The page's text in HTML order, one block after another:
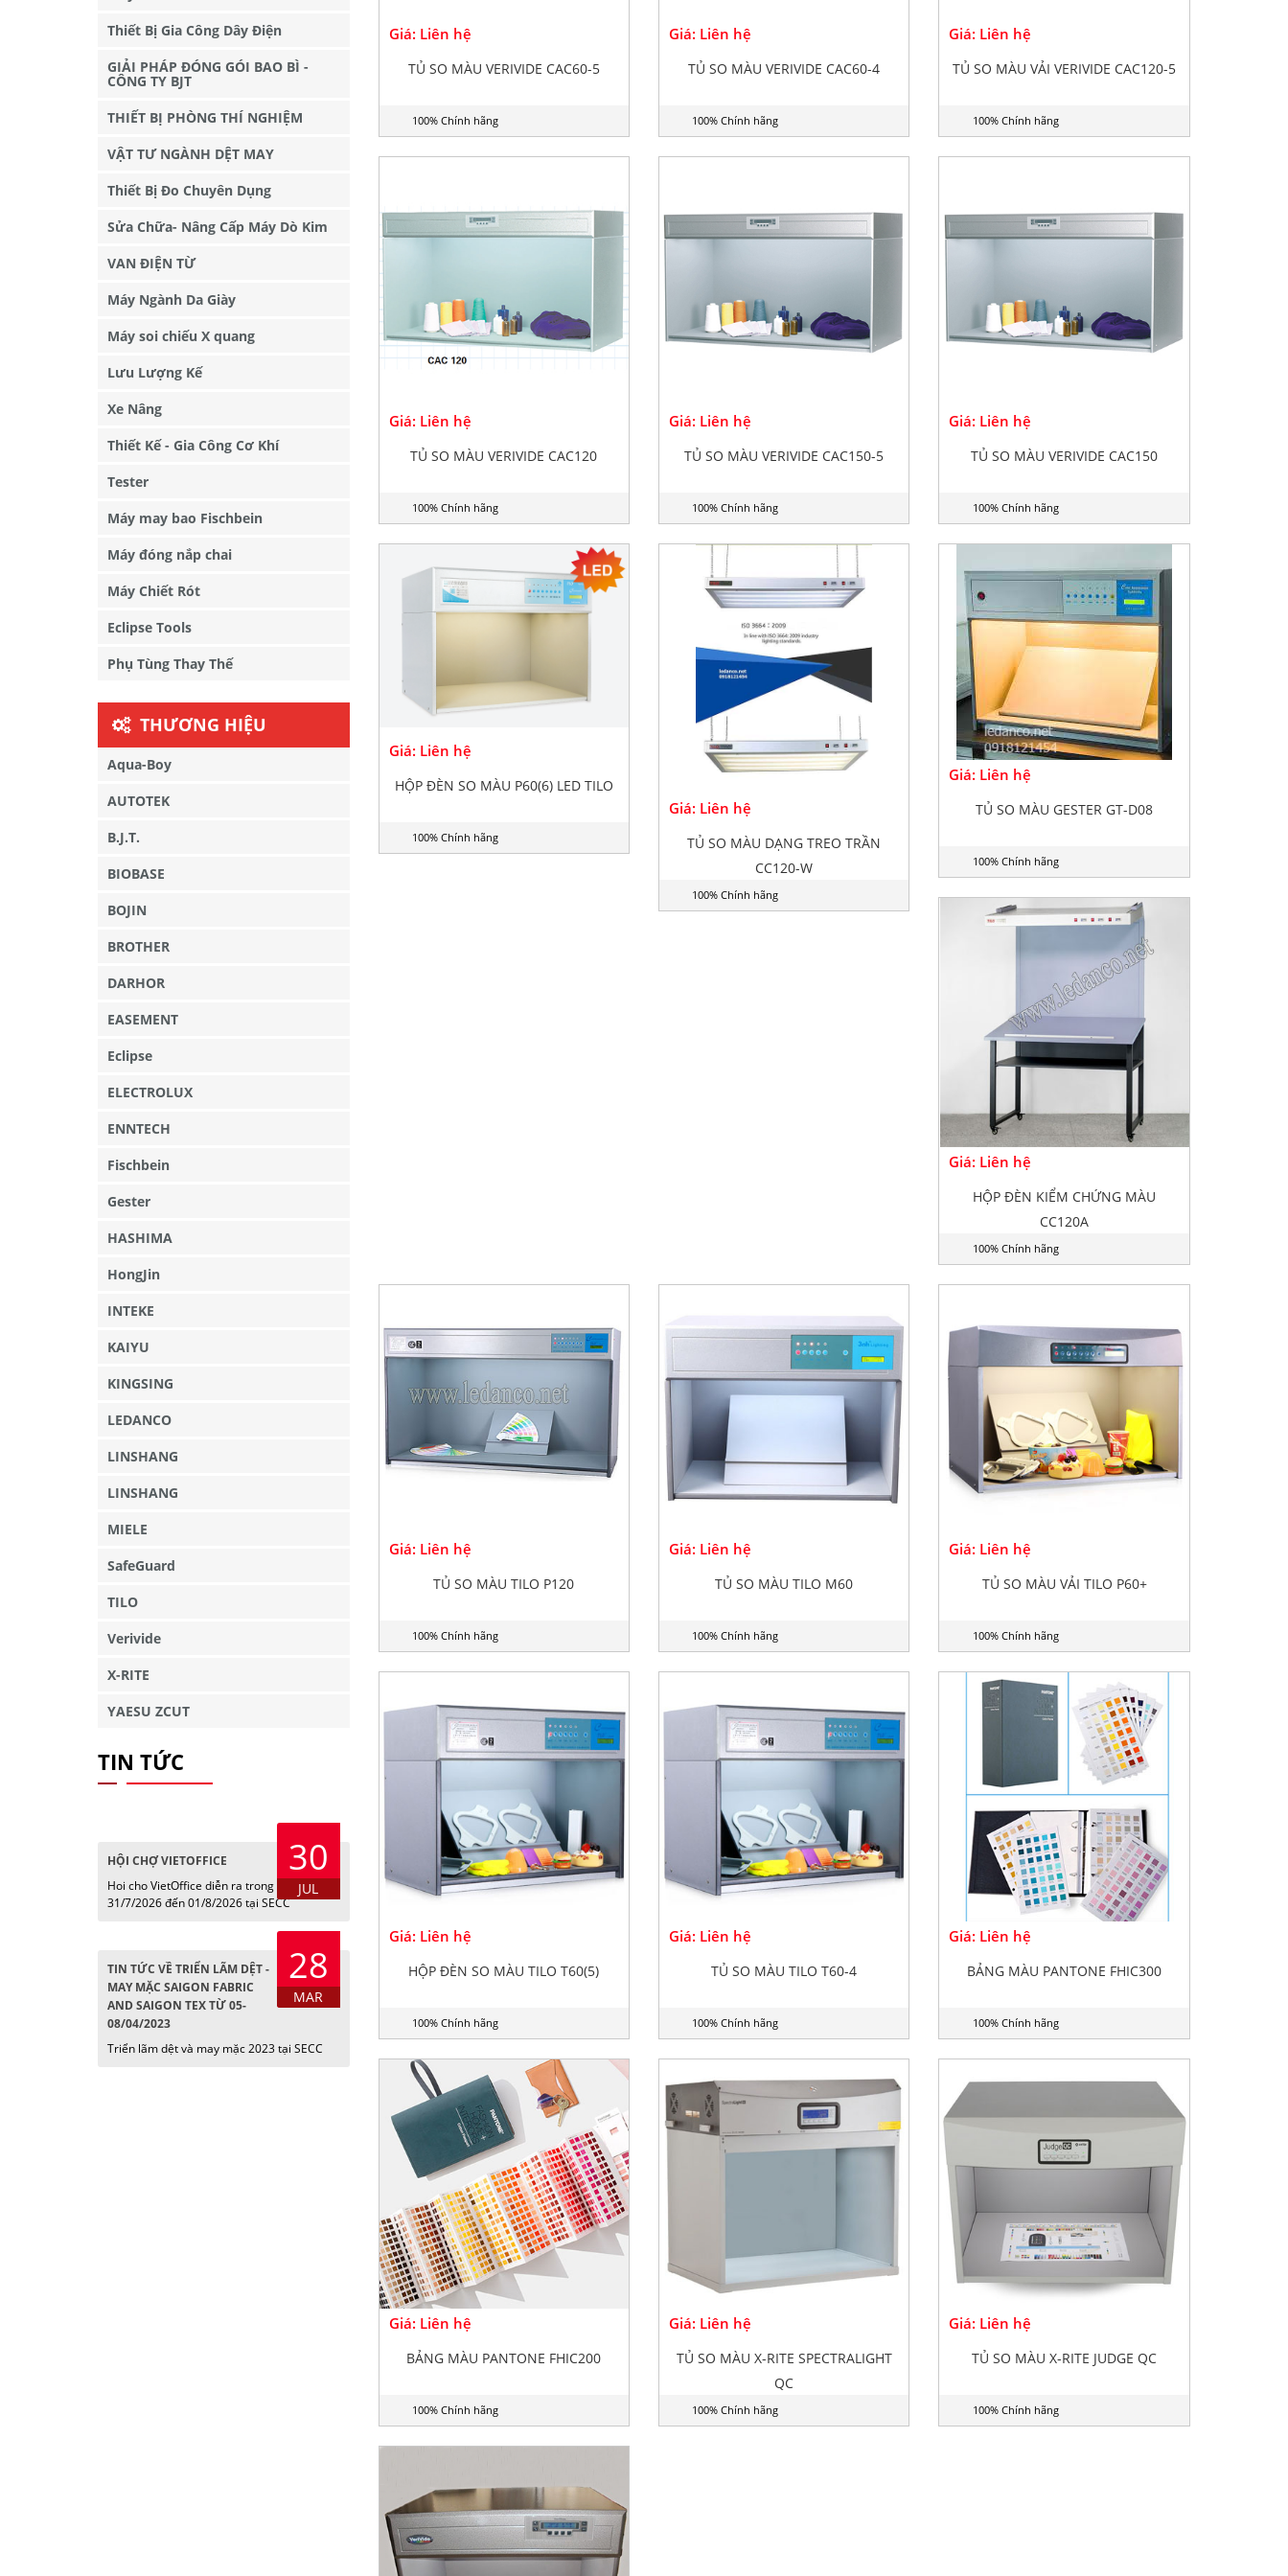
Giá: Liên hệ
TỦ SO MÀU VERIVIDE CAC60-5
100% Chính hãng
Giá: Liên hệ
TỦ SO MÀU VERIVIDE CAC60-4
100% Chính hãng
Giá: Liên hệ
TỦ SO MÀU VẢI VERIVIDE CAC120-5
100% Chính hãng
Giá: Liên hệ
TỦ SO MÀU VERIVIDE CAC120
100% Chính hãng
Giá: Liên hệ
TỦ SO MÀU VERIVIDE CAC150-5
100% Chính hãng
Giá: Liên hệ
TỦ SO MÀU VERIVIDE CAC150
100% Chính hãng
Giá: Liên hệ
HỘP ĐÈN SO MÀU P60(6) LED TILO
100% Chính hãng
Giá: Liên hệ
TỦ SO MÀU DẠNG TREO TRẦN
CC120-W
100% Chính hãng
Giá: Liên hệ
TỦ SO MÀU GESTER GT-D08
100% Chính hãng
Giá: Liên hệ
HỘP ĐÈN KIỂM CHỨNG MÀU
CC120A
100% Chính hãng
Giá: Liên hệ
TỦ SO MÀU TILO P120
100% Chính hãng
Giá: Liên hệ
TỦ SO MÀU TILO M60
100% Chính hãng
Giá: Liên hệ
TỦ SO MÀU VẢI TILO P60+
100% Chính hãng
Giá: Liên hệ
HỘP ĐÈN SO MÀU TILO T60(5)
100% Chính hãng
Giá: Liên hệ
TỦ SO MÀU TILO T60-4
100% Chính hãng
Giá: Liên hệ
BẢNG MÀU PANTONE FHIC300
100% Chính hãng
Giá: Liên hệ
BẢNG MÀU PANTONE FHIC200
100% Chính hãng
Giá: Liên hệ
TỦ SO MÀU X-RITE SPECTRALIGHT
QC
100% Chính hãng
Giá: Liên hệ
TỦ SO MÀU X-RITE JUDGE QC
100% Chính hãng
Thiết Bị Gia Công Dây Điện
GIẢI PHÁP ĐÓNG GÓI BAO BÌ -
CÔNG TY BJT
THIẾT BỊ PHÒNG THÍ NGHIỆM
VẬT TƯ NGÀNH DỆT MAY
Thiết Bị Đo Chuyên Dụng
Sửa Chữa- Nâng Cấp Máy Dò Kim
VAN ĐIỆN TỪ
Máy Ngành Da Giày
Máy soi chiếu X quang
Lưu Lượng Kế
Xe Nâng
Thiết Kế - Gia Công Cơ Khí
Tester
Máy may bao Fischbein
Máy đóng nắp chai
Máy Chiết Rót
Eclipse Tools
Phụ Tùng Thay Thế
THƯƠNG HIỆU
Aqua-Boy
AUTOTEK
B.J.T.
BIOBASE
BOJIN
BROTHER
DARHOR
EASEMENT
Eclipse
ELECTROLUX
ENNTECH
Fischbein
Gester
HASHIMA
HongJin
INTEKE
KAIYU
KINGSING
LEDANCO
LINSHANG
LINSHANG
MIELE
SafeGuard
TILO
Verivide
X-RITE
YAESU ZCUT
TIN TỨC
30
JUL
HỘI CHỢ VIETOFFICE
Hoi cho VietOffice diễn ra trong các ngày
31/7/2026 đến 01/8/2026 tại SECC
28
MAR
TIN TỨC VỀ TRIỂN LÃM DỆT -
MAY MẶC SAIGON FABRIC
AND SAIGON TEX TỪ 05-
08/04/2023
Triển lãm dệt và may mặc 2023 tại SECC